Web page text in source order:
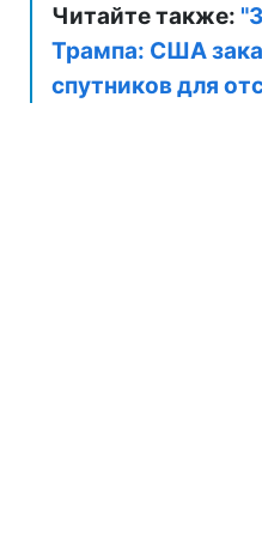
Читайте также:
Трампа: США
спутников для